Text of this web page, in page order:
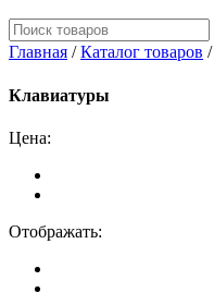
Главная /Каталог товаров /
Клавиатуры
Цена:
Отображать: